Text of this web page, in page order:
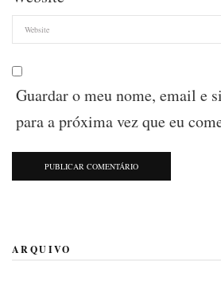
Guardar o meu nome, email e
para a próxima vez que eu
ARQUIVO